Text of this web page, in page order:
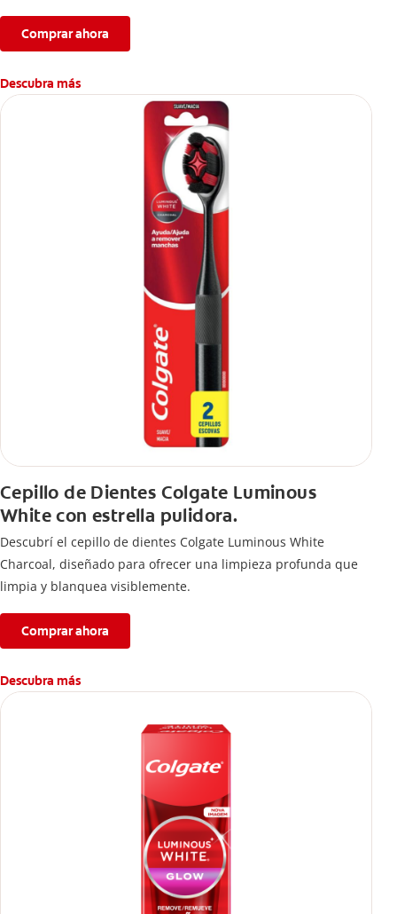
Comprar ahora
Descubra más
Cepillo de Dientes Colgate Luminous
White con estrella pulidora.
Descubrí el cepillo de dientes Colgate Luminous White
Charcoal, diseñado para ofrecer una limpieza profunda que
limpia y blanquea visiblemente.
Comprar ahora
Descubra más